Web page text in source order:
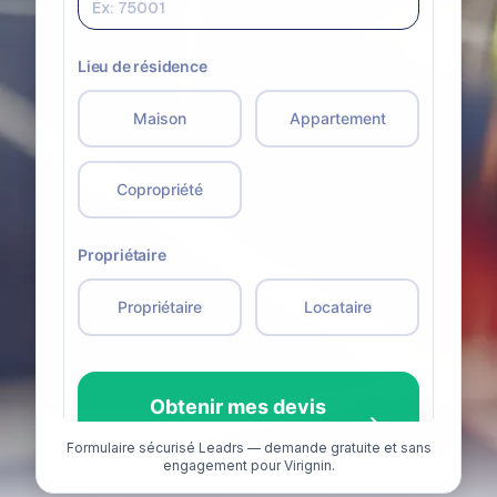
Formulaire sécurisé Leadrs — demande gratuite et sans
engagement pour Virignin.